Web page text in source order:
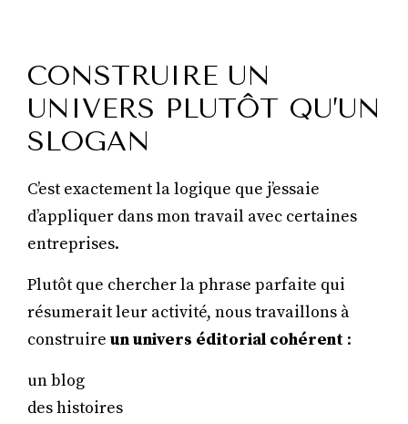
CONSTRUIRE UN
UNIVERS PLUTÔT QU’UN
SLOGAN
C’est exactement la logique que j’essaie
d’appliquer dans mon travail avec certaines
entreprises.
Plutôt que chercher la phrase parfaite qui
résumerait leur activité, nous travaillons à
construire un univers éditorial cohérent :
un blog
des histoires